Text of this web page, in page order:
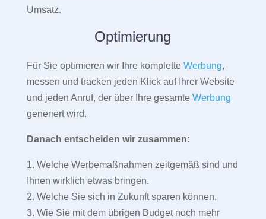
Umsatz.
Optimierung
Für Sie optimieren wir Ihre komplette Werbung,
messen und tracken jeden Klick auf Ihrer Website
und jeden Anruf, der über Ihre gesamte Werbung
generiert wird.
Danach entscheiden wir zusammen:
1. Welche Werbemaßnahmen zeitgemäß sind und
Ihnen wirklich etwas bringen.
2. Welche Sie sich in Zukunft sparen können.
3. Wie Sie mit dem übrigen Budget noch mehr